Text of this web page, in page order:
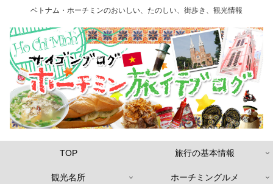
ベトナム・ホーチミンのおいしい、たのしい、街歩き、観光情報
TOP 旅行の基本情報
観光名所 ホーチミングルメ